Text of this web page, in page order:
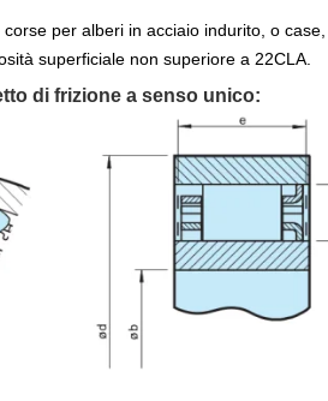
per alberi in acciaio indurito, o
superficiale non superiore a 22CLA.
di frizione a senso unico: